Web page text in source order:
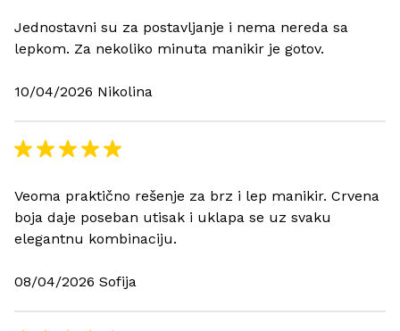
Jednostavni su za postavljanje i nema nereda sa
lepkom. Za nekoliko minuta manikir je gotov.
10/04/2026 Nikolina
Veoma praktično rešenje za brz i lep manikir. Crvena
boja daje poseban utisak i uklapa se uz svaku
elegantnu kombinaciju.
08/04/2026 Sofija